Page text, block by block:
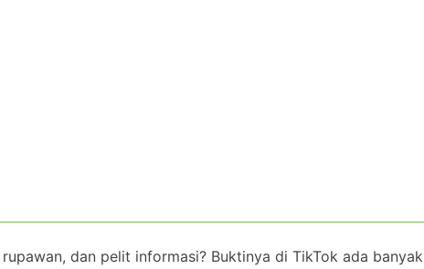
dan pelit informasi? Buktinya di TikTok ada banyak